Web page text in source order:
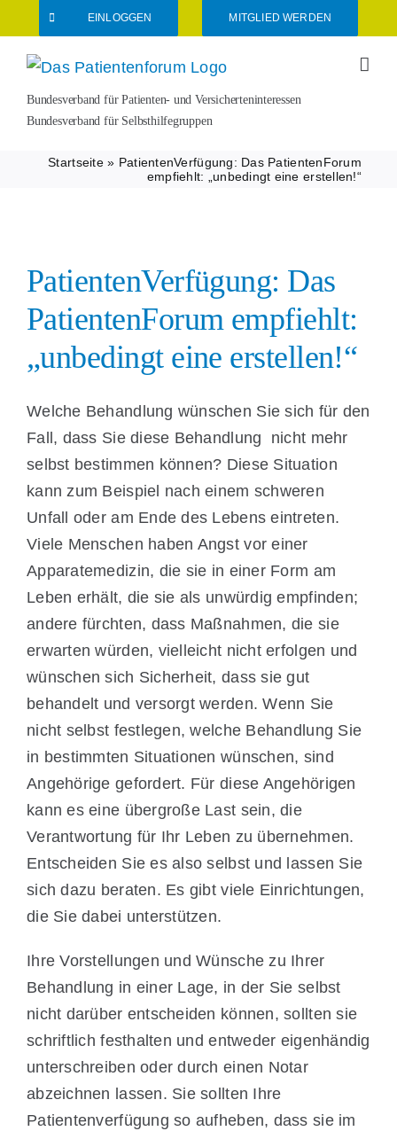
Inhalt
springen
EINLOGGEN MITGLIED WERDEN
Bundesverband für Patienten- und Versicherteninteressen
Bundesverband für Selbsthilfegruppen
Startseite» PatientenVerfügung: Das PatientenForum
empfiehlt: „unbedingt eine erstellen!“
PatientenVerfügung: Das
PatientenForum empfiehlt:
„unbedingt eine erstellen!“
Welche Behandlung wünschen Sie sich für den
Fall, dass Sie diese Behandlung nicht mehr
selbst bestimmen können? Diese Situation
kann zum Beispiel nach einem schweren
Unfall oder am Ende des Lebens eintreten.
Viele Menschen haben Angst vor einer
Apparatemedizin, die sie in einer Form am
Leben erhält, die sie als unwürdig empfinden;
andere fürchten, dass Maßnahmen, die sie
erwarten würden, vielleicht nicht erfolgen und
wünschen sich Sicherheit, dass sie gut
behandelt und versorgt werden. Wenn Sie
nicht selbst festlegen, welche Behandlung Sie
in bestimmten Situationen wünschen, sind
Angehörige gefordert. Für diese Angehörigen
kann es eine übergroße Last sein, die
Verantwortung für Ihr Leben zu übernehmen.
Entscheiden Sie es also selbst und lassen Sie
sich dazu beraten. Es gibt viele Einrichtungen,
die Sie dabei unterstützen.
Ihre Vorstellungen und Wünsche zu Ihrer
Behandlung in einer Lage, in der Sie selbst
nicht darüber entscheiden können, sollten sie
schriftlich festhalten und entweder eigenhändig
unterschreiben oder durch einen Notar
abzeichnen lassen. Sie sollten Ihre
Patientenverfügung so aufheben, dass sie im